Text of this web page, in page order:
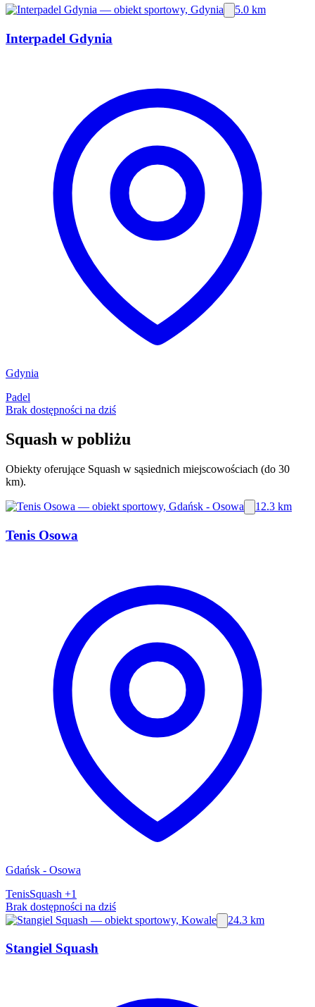
5.0 km
Interpadel Gdynia
Gdynia
Padel
Brak dostępności na dziś
Squash w pobliżu
Obiekty oferujące Squash w sąsiednich miejscowościach (do 30
km).
12.3 km
Tenis Osowa
Gdańsk - Osowa
TenisSquash +1
Brak dostępności na dziś
24.3 km
Stangiel Squash